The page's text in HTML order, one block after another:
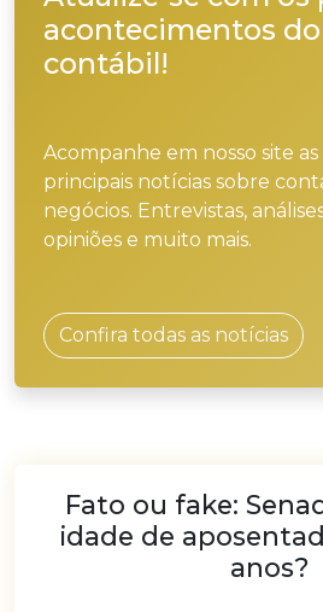
acontecimentos
contábil!
Acompanhe em nosso site
principais notícias sobre
negócios. Entrevistas,
opiniões e muito mais.
Confira todas as notícias
Fato ou fake:
idade de
anos?